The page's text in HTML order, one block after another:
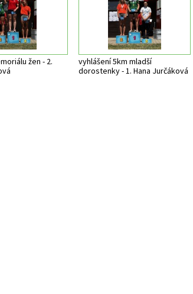
žen - 2.
vyhlášení 5km mladší
dorostenky - 1. Hana Jurčáková